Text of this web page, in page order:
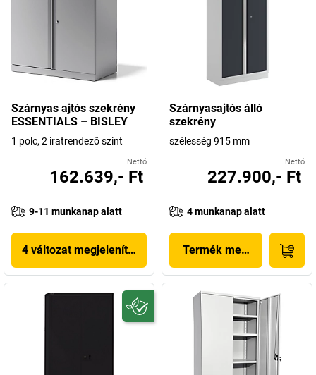
Szárnyas ajtós szekrény
ESSENTIALS – BISLEY
1 polc, 2 iratrendező szint
Nettó
162.639,- Ft
9-11 munkanap alatt
4 változat megjelenítése
Szárnyasajtós álló
szekrény
szélesség 915 mm
Nettó
227.900,- Ft
4 munkanap alatt
Termék megjelenítése